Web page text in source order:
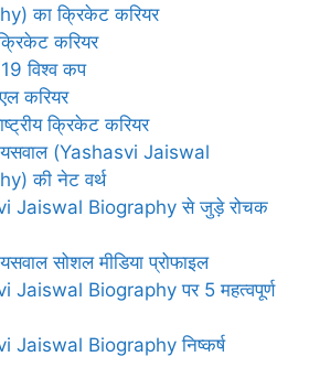
का क्रिकेट करियर
करियर
विश्व कप
करियर
क्रिकेट करियर
(Yashasvi Jaiswal
की नेट वर्थ
Jaiswal Biography से जुड़े रोचक
सोशल मीडिया प्रोफाइल
Jaiswal Biography पर 5 महत्वपूर्ण
Jaiswal Biography निष्कर्ष